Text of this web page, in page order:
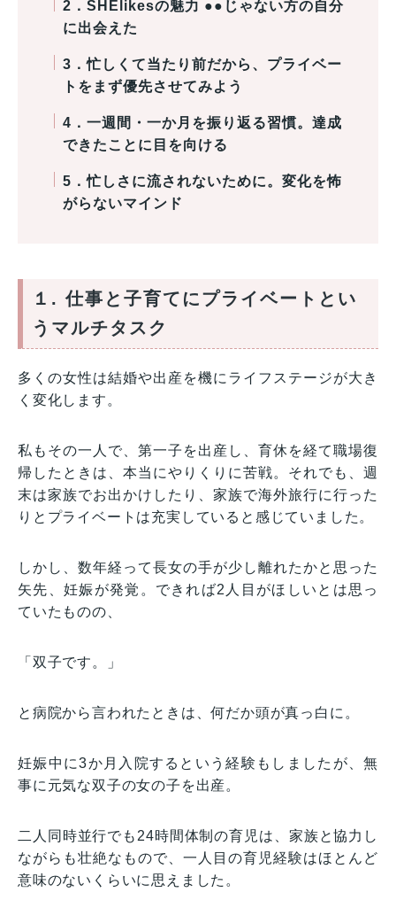
2．SHElikesの魅力 ●●じゃない方の自分
に出会えた
3．忙しくて当たり前だから、プライベー
トをまず優先させてみよう
4．一週間・一か月を振り返る習慣。達成
できたことに目を向ける
5．忙しさに流されないために。変化を怖
がらないマインド
１. 仕事と子育てにプライベートとい
うマルチタスク
多くの女性は結婚や出産を機にライフステージが大き
く変化します。
私もその一人で、第一子を出産し、育休を経て職場復
帰したときは、本当にやりくりに苦戦。それでも、週
末は家族でお出かけしたり、家族で海外旅行に行った
りとプライベートは充実していると感じていました。
しかし、数年経って長女の手が少し離れたかと思った
矢先、妊娠が発覚。できれば2人目がほしいとは思っ
ていたものの、
「双子です。」
と病院から言われたときは、何だか頭が真っ白に。
妊娠中に3か月入院するという経験もしましたが、無
事に元気な双子の女の子を出産。
二人同時並行でも24時間体制の育児は、家族と協力し
ながらも壮絶なもので、一人目の育児経験はほとんど
意味のないくらいに思えました。